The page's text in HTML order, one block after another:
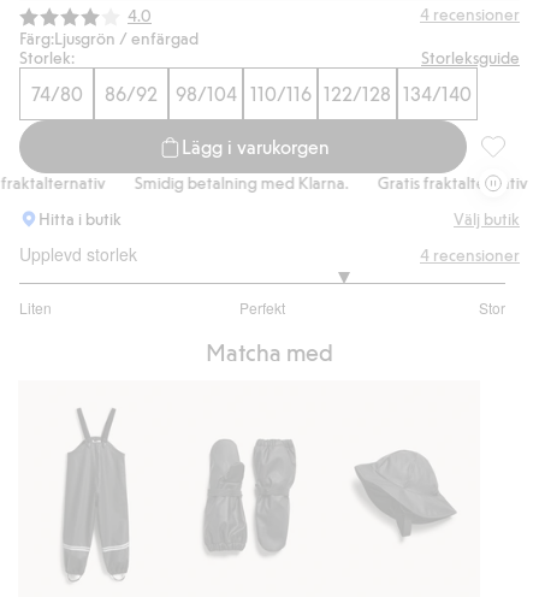
Gäller online vid köp av 2 eller fler varor som ingår i erbjudandet tom den
10/8 kl 10.00. Ej Newbie. Gäller för dig som är eller blir medlem. Kan ej
kombineras med andra rabatter eller erbjudanden.
Shoppa nu
Snittbetyg:
4.0 4 recensioner
Färg:Ljusgrön / enfärgad
Storlek:
Storleksguide
74/80 86/92 98/104 110/116 122/128 134/140
Lägg i varukorgen
Smidig betalning med Klarna. Gratis fraktalternativ
Hitta i butik
Välj butik
Upplevd storlek
Liten Perfekt Stor
utav
4 recensioner
Matcha med